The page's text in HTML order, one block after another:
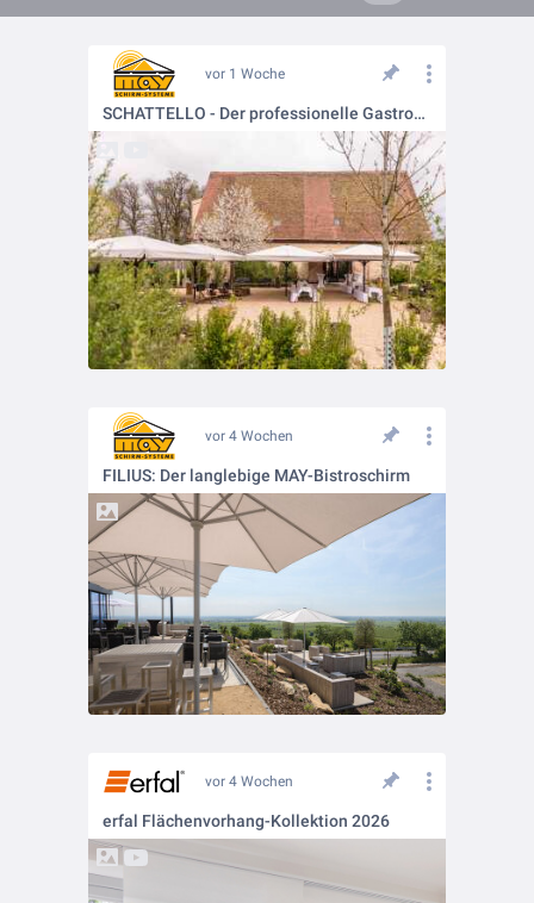
vor 1 Woche
SCHATTELLO - Der professionelle Gastronomieschirm
vor 4 Wochen
FILIUS: Der langlebige MAY-Bistroschirm
vor 4 Wochen
erfal Flächenvorhang-Kollektion 2026